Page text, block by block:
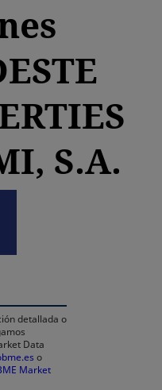
S.A.
detallada o
Data
o
Market